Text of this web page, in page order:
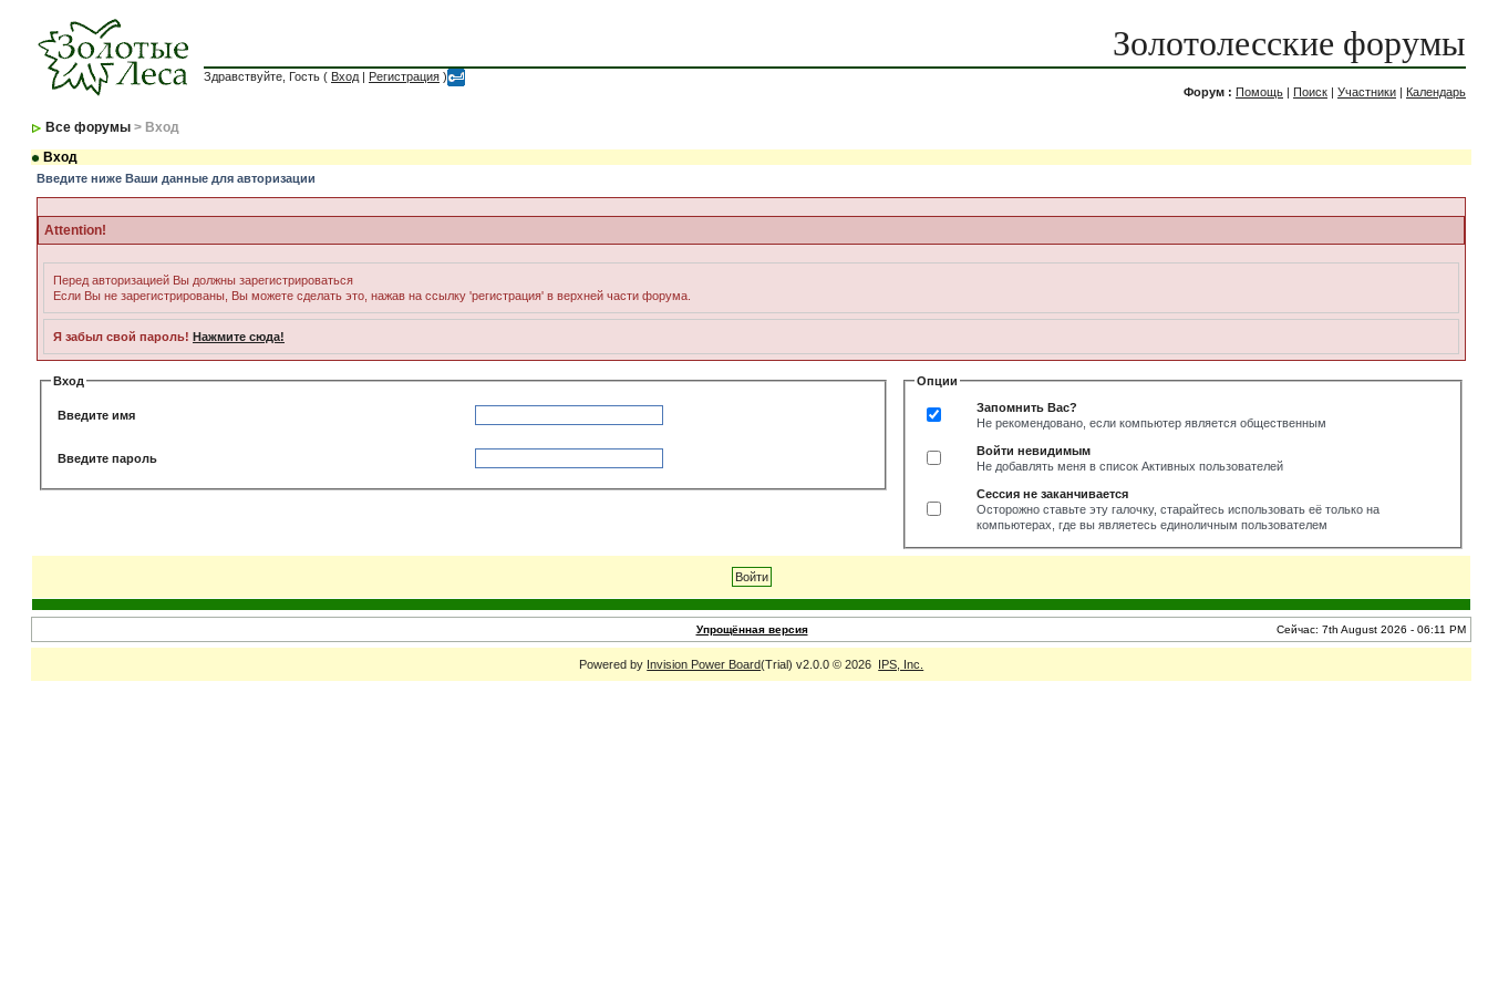
Золотолесские форумы
Здравствуйте, Гость ( Вход | Регистрация )
Форум : Помощь | Поиск | Участники | Календарь
Все форумы > Вход
Вход
Введите ниже Ваши данные для авторизации
Attention!
Перед авторизацией Вы должны зарегистрироваться
Если Вы не зарегистрированы, Вы можете сделать это, нажав на ссылку 'регистрация' в верхней части форума.
Я забыл свой пароль! Нажмите сюда!
Вход
Введите имя
Введите пароль
Опции
Запомнить Вас?
Не рекомендовано, если компьютер является общественным
Войти невидимым
Не добавлять меня в список Активных пользователей
Сессия не заканчивается
Осторожно ставьте эту галочку, старайтесь использовать её только на
компьютерах, где вы являетесь единоличным пользователем
Упрощённая версия Сейчас: 7th August 2026 - 06:11 PM
Powered by Invision Power Board(Trial) v2.0.0 © 2026 IPS, Inc.